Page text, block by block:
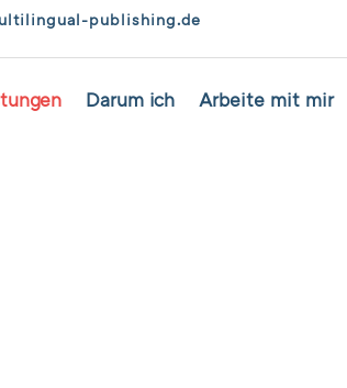
publishing.de
Darum ich Arbeite mit mir